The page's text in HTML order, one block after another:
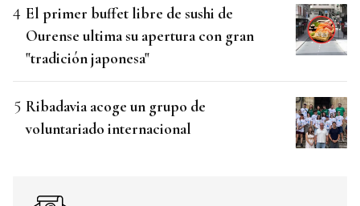
El primer buffet libre de sushi de
Ourense ultima su apertura con gran
"tradición japonesa"
Ribadavia acoge un grupo de
voluntariado internacional